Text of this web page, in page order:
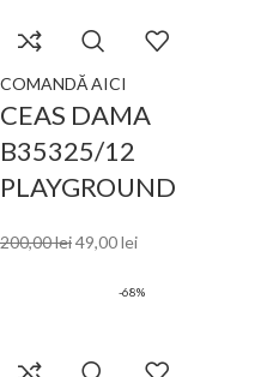
COMANDĂ AICI
CEAS DAMA
B35325/12
PLAYGROUND
200,00lei49,00lei
-68%